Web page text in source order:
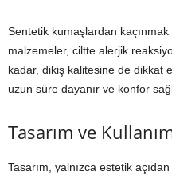
Sentetik kumaşlardan
malzemeler, ciltte alerjik
kadar, dikiş kalitesine de dikkat
uzun süre dayanır ve konfor
Tasarım ve
Tasarım, yalnızca estetik